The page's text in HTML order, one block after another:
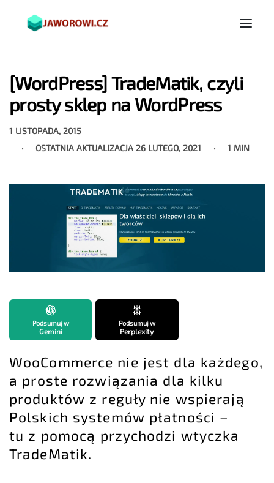
[WordPress] TradeMatik, czyli
prosty sklep na WordPress
1 LISTOPADA, 2015
OSTATNIA AKTUALIZACJA 26 LUTEGO, 2021 1 MIN
Podsumuj w
Gemini
Podsumuj w
Perplexity
WooCommerce nie jest dla każdego,
a proste rozwiązania dla kilku
produktów z reguły nie wspierają
Polskich systemów płatności –
tu z pomocą przychodzi wtyczka
TradeMatik.